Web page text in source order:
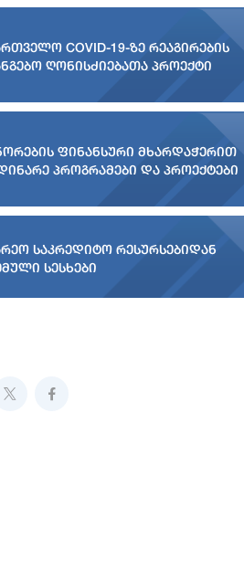
COVID-19-ზე რეაგირების
ღონისძიებათა პროექტი
ფინანსური მხარდაჭერით
პროგრამები და პროექტები
საკრედიტო რესურსებიდან
სესხები